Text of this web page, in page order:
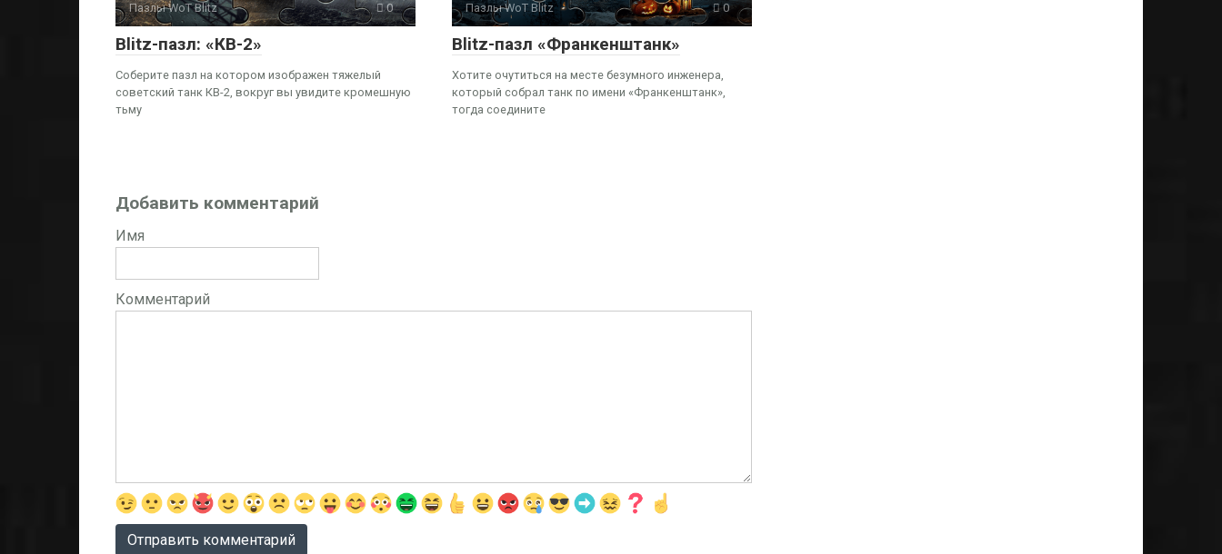
Пазлы WoT Blitz 0
Blitz-пазл: «КВ-2»
Соберите пазл на котором изображен тяжелый
советский танк КВ-2, вокруг вы увидите кромешную
тьму
Пазлы WoT Blitz 0
Blitz-пазл «Франкенштанк»
Хотите очутиться на месте безумного инженера,
который собрал танк по имени «Франкенштанк»,
тогда соедините
Добавить комментарий
Имя
Комментарий